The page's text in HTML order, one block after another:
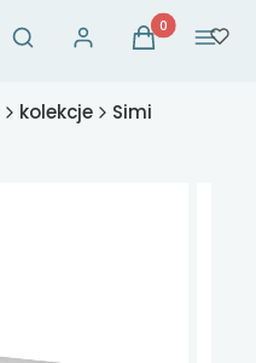
Otwórz wyszukiwarkę
Szukaj Zaloguj sięProdukty w
Koszyk Menu
kolekcje Simi